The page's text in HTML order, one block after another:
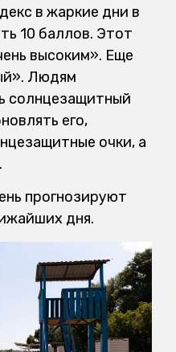
в жаркие дни в
10 баллов. Этот
высоким». Еще
Людям
солнцезащитный
его,
очки, а
прогнозируют
дня.